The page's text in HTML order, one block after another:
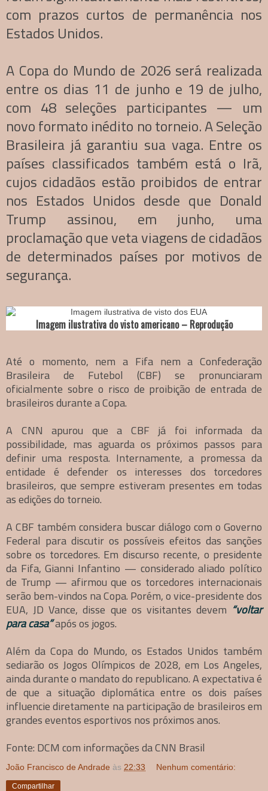
com prazos curtos de permanência nos
Estados Unidos.
A Copa do Mundo de 2026 será realizada
entre os dias 11 de junho e 19 de julho,
com 48 seleções participantes — um
novo formato inédito no torneio. A Seleção
Brasileira já garantiu sua vaga. Entre os
países classificados também está o Irã,
cujos cidadãos estão proibidos de entrar
nos Estados Unidos desde que Donald
Trump assinou, em junho, uma
proclamação que veta viagens de cidadãos
de determinados países por motivos de
segurança.
Imagem ilustrativa do visto americano – Reprodução
Até o momento, nem a Fifa nem a Confederação
Brasileira de Futebol (CBF) se pronunciaram
oficialmente sobre o risco de proibição de entrada de
brasileiros durante a Copa.
A CNN apurou que a CBF já foi informada da
possibilidade, mas aguarda os próximos passos para
definir uma resposta. Internamente, a promessa da
entidade é defender os interesses dos torcedores
brasileiros, que sempre estiveram presentes em todas
as edições do torneio.
A CBF também considera buscar diálogo com o Governo
Federal para discutir os possíveis efeitos das sanções
sobre os torcedores. Em discurso recente, o presidente
da Fifa, Gianni Infantino — considerado aliado político
de Trump — afirmou que os torcedores internacionais
serão bem-vindos na Copa. Porém, o vice-presidente dos
EUA, JD Vance, disse que os visitantes devem “voltar
para casa”após os jogos.
Além da Copa do Mundo, os Estados Unidos também
sediarão os Jogos Olímpicos de 2028, em Los Angeles,
ainda durante o mandato do republicano. A expectativa é
de que a situação diplomática entre os dois países
influencie diretamente na participação de brasileiros em
grandes eventos esportivos nos próximos anos.
Fonte: DCM com informações da CNN Brasil
João Francisco de Andrade às 22:33 Nenhum comentário:
Compartilhar